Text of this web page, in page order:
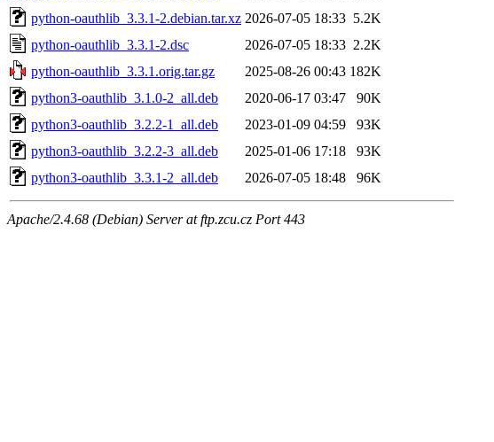
python-oauthlib_3.3.1-2.debian.tar.xz 2026-07-05 18:33 5.2K
python-oauthlib_3.3.1-2.dsc
2026-07-05 18:33 2.2K
python-oauthlib_3.3.1.orig.tar.gz
2025-08-26 00:43 182K
python3-oauthlib_3.1.0-2_all.deb
2020-06-17 03:47
90K
python3-oauthlib_3.2.2-1_all.deb
2023-01-09 04:59
93K
python3-oauthlib_3.2.2-3_all.deb
2025-01-06 17:18
93K
python3-oauthlib_3.3.1-2_all.deb
2026-07-05 18:48 96K
Apache/2.4.68 (Debian) Server at ftp.zcu.cz Port 443